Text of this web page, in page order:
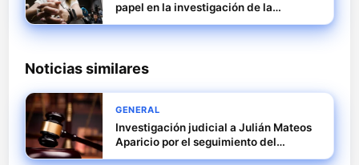
papel en la investigación de la
macrocausa SEPI del caso Leire
Noticias similares
GENERAL
Investigación judicial a Julián Mateos
Aparicio por el seguimiento del
expediente de Tubos Reunidos